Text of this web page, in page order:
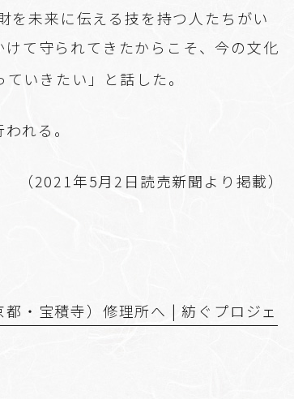
を未来に伝える技を持つ人たちがい
て守られてきたからこそ、今の文化
ていきたい」と話した。
れる。
（2021年5月2日読売新聞より掲載）
・宝積寺）修理所へ | 紡ぐプロジェ